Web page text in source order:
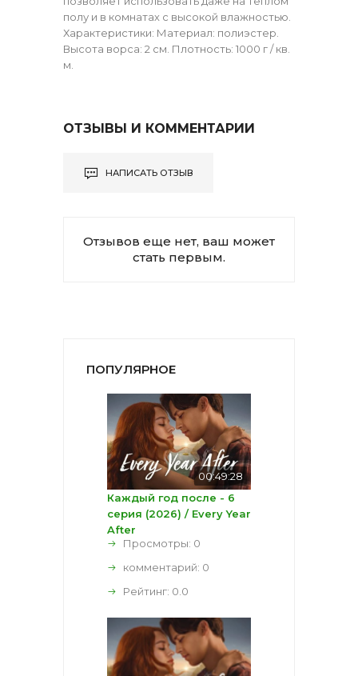
полу и в комнатах с высокой влажностью.
Характеристики: Материал: полиэстер.
Высота ворса: 2 см. Плотность: 1000 г / кв.
м.
ОТЗЫВЫ И КОММЕНТАРИИ
НАПИСАТЬ ОТЗЫВ
Отзывов еще нет, ваш может
стать первым.
ПОПУЛЯРНОЕ
00:49:28
Каждый год после - 6
серия (2026) / Every Year
After
Просмотры: 0
комментарий: 0
Рейтинг: 0.0